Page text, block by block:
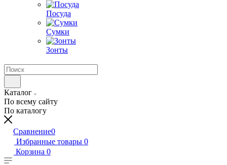
Посуда
Сумки
Зонты
Каталог
По всему сайту
По каталогу
Сравнение0
Избранные товары 0
Корзина 0